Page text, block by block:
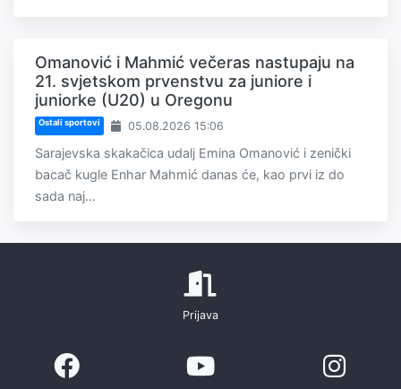
Omanović i Mahmić večeras nastupaju na
21. svjetskom prvenstvu za juniore i
juniorke (U20) u Oregonu
Ostali sportovi 05.08.2026 15:06
Sarajevska skakačica udalj Emina Omanović i zenički
bacač kugle Enhar Mahmić danas će, kao prvi iz do
sada naj...
Prijava